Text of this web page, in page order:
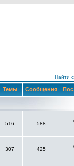
Найти
Темы Сообщения
516 588
307 425